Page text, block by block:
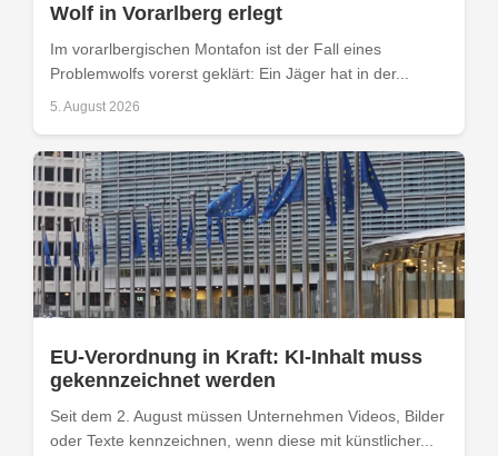
Wolf in Vorarlberg erlegt
Im vorarlbergischen Montafon ist der Fall eines
Problemwolfs vorerst geklärt: Ein Jäger hat in der...
5. August 2026
EU-Verordnung in Kraft: KI-Inhalt muss
gekennzeichnet werden
Seit dem 2. August müssen Unternehmen Videos, Bilder
oder Texte kennzeichnen, wenn diese mit künstlicher...